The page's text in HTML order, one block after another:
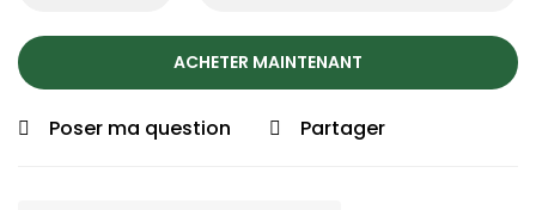
ACHETER MAINTENANT
Poser ma question Partager